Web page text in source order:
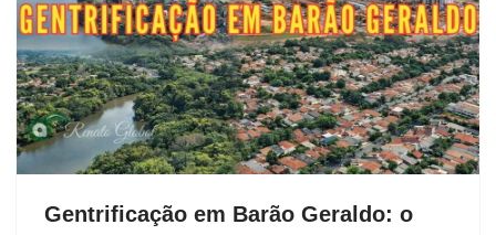
Gentrificação em Barão Geraldo: o